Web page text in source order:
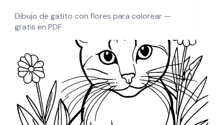
Dibujo de gatito con flores para colorear —
gratis en PDF